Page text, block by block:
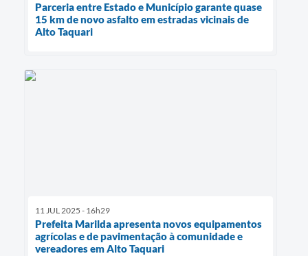
Parceria entre Estado e Município garante quase
15 km de novo asfalto em estradas vicinais de
Alto Taquari
11 JUL 2025 - 16h29
Prefeita Marilda apresenta novos equipamentos
agrícolas e de pavimentação à comunidade e
vereadores em Alto Taquari